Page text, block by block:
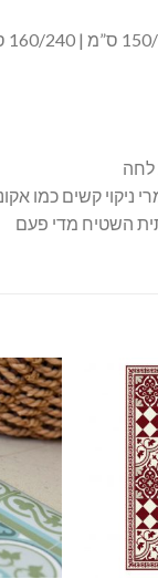
לחה
ניקוי קשים כמו
השטיח מדי פעם